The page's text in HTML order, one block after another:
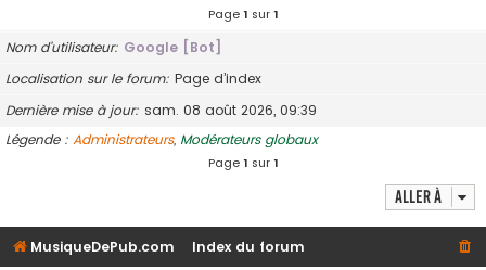
Page1 sur1
Nom d’utilisateur Google [Bot]
Localisation sur le forum Page d’index
Dernière mise à jour sam. 08 août 2026, 09:39
Légende : Administrateurs, Modérateurs globaux
Page1 sur1
Aller à
MusiqueDePub.com
Index du forum